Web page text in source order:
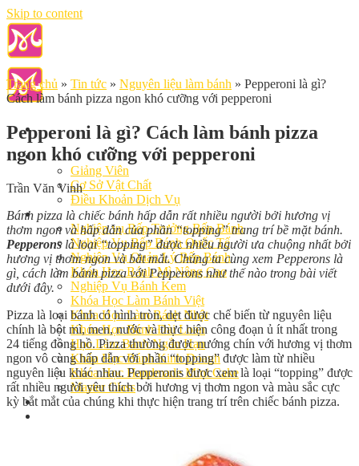
Skip to content
Giới Thiệu
Giảng Viên
Cơ Sở Vật Chất
Điều Khoản Dịch Vụ
Học Làm Bánh
Nghiệp vụ Bếp Trưởng Bếp Bánh
Nghiệp Vụ Bếp Bánh Quốc Tế
Nghiệp Vụ Quản Lý Bếp Bánh
Khóa Học Bánh Mì Nâng Cao
Nghiệp Vụ Bánh Kem
Khóa Học Làm Bánh Việt
Khóa Học Làm Bánh Nhật
Khóa Học Bánh Đài Loan
Học Làm Bánh Ngắn Hạn
Khóa Học Bánh Kinh Doanh
Khóa Học Handmade Mini Cake
Master Class
Chuyên Đề
Trang chủ » Tin tức » Nguyên liệu làm bánh » Pepperoni là gì?
Cách làm bánh pizza ngon khó cưỡng với pepperoni
Pepperoni là gì? Cách làm bánh pizza
ngon khó cưỡng với pepperoni
Trần Văn Vinh
Bánh pizza là chiếc bánh hấp dẫn rất nhiều người bởi hương vị
thơm ngon và hấp dẫn của phần “topping” trang trí bề mặt bánh.
Pepperonslà loại “topping” được nhiều người ưa chuộng nhất bởi
hương vị thơm ngon và bắt mắt. Chúng ta cùng xem Pepperons là
gì, cách làm bánh pizza với Pepperons như thế nào trong bài viết
dưới đây.
Pizza là loại bánh có hình tròn, dẹt được chế biến từ nguyên liệu
chính là bột mì, men, nước và thực hiện công đoạn ủ ít nhất trong
24 tiếng đồng hồ. Pizza thường được nướng chín với hương vị thơm
ngon vô cùng hấp dẫn với phần “topping” được làm từ nhiều
nguyên liệu khác nhau. Pepperonis được xem là loại “topping” được
rất nhiều người yêu thích bởi hương vị thơm ngon và màu sắc cực
kỳ bắt mắt của chúng khi thực hiện trang trí trên chiếc bánh pizza.